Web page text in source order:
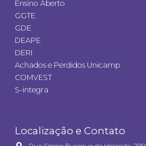
Ensino Aberto
GGTE
GDE
DEAPE
DERI
Achados e Perdidos Unicamp
COMVEST
S-integra
Localização e Contato